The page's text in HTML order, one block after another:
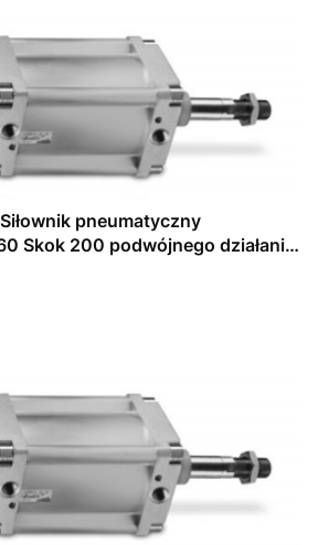
pneumatyczny
Skok 200 podwójnego działania,
Seria 41 wg DIN/ISO 6431